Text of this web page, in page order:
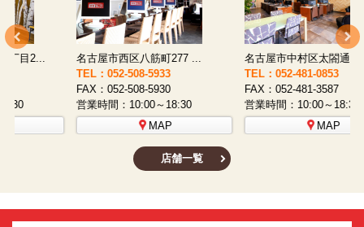
名古屋市西区八筋町277 ...
TEL：052-508-5933
FAX：052-508-5930
営業時間：10:00～18:30
名古屋市中村区太閤通9-1...
TEL：052-481-0853
FAX：052-481-3587
営業時間：10:00～18:30
店舗一覧